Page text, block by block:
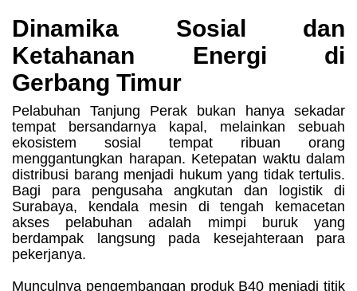
Dinamika Sosial dan
Ketahanan Energi di
Gerbang Timur
Pelabuhan Tanjung Perak bukan hanya sekadar
tempat bersandarnya kapal, melainkan sebuah
ekosistem sosial tempat ribuan orang
menggantungkan harapan. Ketepatan waktu dalam
distribusi barang menjadi hukum yang tidak tertulis.
Bagi para pengusaha angkutan dan logistik di
Surabaya, kendala mesin di tengah kemacetan
akses pelabuhan adalah mimpi buruk yang
berdampak langsung pada kesejahteraan para
pekerjanya.
Munculnya pengembangan produk B40 menjadi titik